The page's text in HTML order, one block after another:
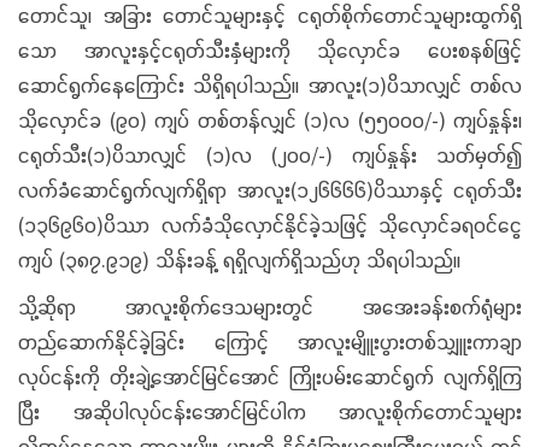
တောင်သူ၊ အခြား တောင်သူများနှင့် ငရုတ်စိုက်တောင်သူများထွက်ရှိ
သော အာလူးနှင့်ငရုတ်သီးနှံများကို သိုလှောင်ခ ပေးစနစ်ဖြင့်
ဆောင်ရွက်နေကြောင်း သိရှိရပါသည်။ အာလူး(၁)ပိသာလျှင် တစ်လ
သိုလှောင်ခ (၉၀) ကျပ် တစ်တန်လျှင် (၁)လ (၅၅၀၀၀/-) ကျပ်နှုန်း၊
ငရုတ်သီး(၁)ပိသာလျှင် (၁)လ (၂၀၀/-) ကျပ်နှုန်း သတ်မှတ်၍
လက်ခံဆောင်ရွက်လျက်ရှိရာ အာလူး(၁၂၆၆၆၆)ပိဿာနှင့် ငရုတ်သီး
(၁၃၆၉၆၀)ပိဿာ လက်ခံသိုလှောင်နိုင်ခဲ့သဖြင့် သိုလှောင်ခရဝင်ငွေ
ကျပ် (၃၈၇.၉၁၉) သိန်းခန့် ရရှိလျက်ရှိသည်ဟု သိရပါသည်။
သို့ဆိုရာ အာလူးစိုက်ဒေသများတွင် အအေးခန်းစက်ရုံများ
တည်ဆောက်နိုင်ခဲ့ခြင်း ကြောင့် အာလူးမျိူးပွားတစ်သျှူးကာချာ
လုပ်ငန်းကို တိုးချဲ့အောင်မြင်အောင် ကြိုးပမ်းဆောင်ရွက် လျက်ရှိကြ
ပြီး အဆိုပါလုပ်ငန်းအောင်မြင်ပါက အာလူးစိုက်တောင်သူများ